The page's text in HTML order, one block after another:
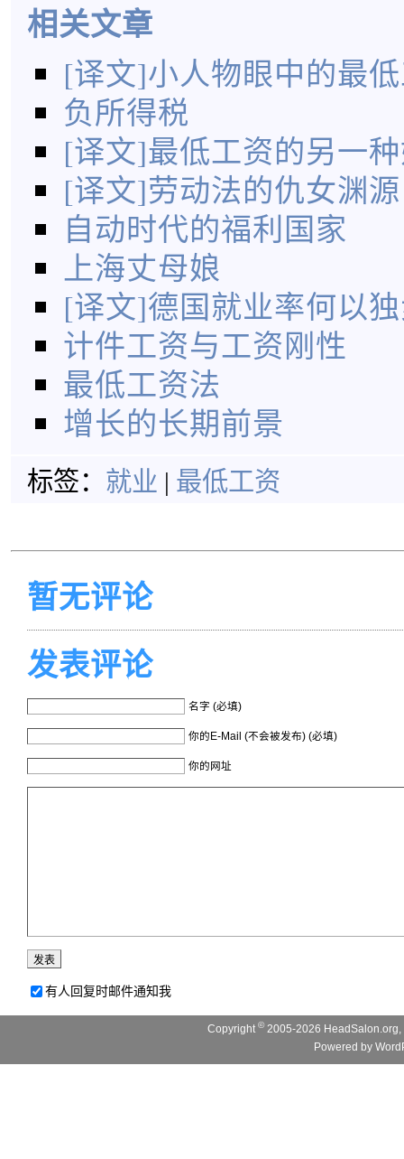
相关文章
[译文]小人物眼中的最
负所得税
[译文]最低工资的另一
[译文]劳动法的仇女渊源
自动时代的福利国家
上海丈母娘
[译文]德国就业率何以
计件工资与工资刚性
最低工资法
增长的长期前景
标签： 就业 | 最低工资
暂无评论
发表评论
名字 (必填)
你的E-Mail (不会被发布) (必填)
你的网址
有人回复时邮件通知我
Copyright© 2005-2026
Powered by